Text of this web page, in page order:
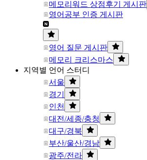
메모리워드 상점후기 게시판
영어공부 인증 게시판
영어 질문 게시판
메모리 크리스마스
지역별 언어 스터디
서울
경기
인천
대전/세종/충청
대구/경북
부산/울산/경남
광주/전라